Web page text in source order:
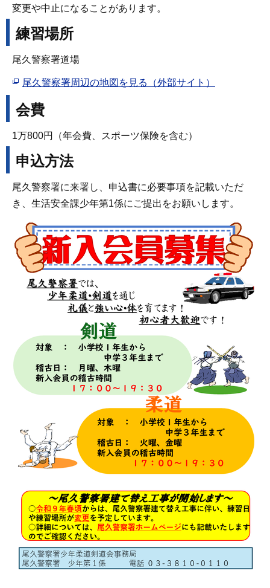
変更や中止になることがあります。
練習場所
尾久警察署道場
尾久警察署周辺の地図を見る（外部サイト）
会費
1万800円（年会費、スポーツ保険を含む）
申込方法
尾久警察署に来署し、申込書に必要事項を記載いただ
き、生活安全課少年第1係にご提出をお願いします。